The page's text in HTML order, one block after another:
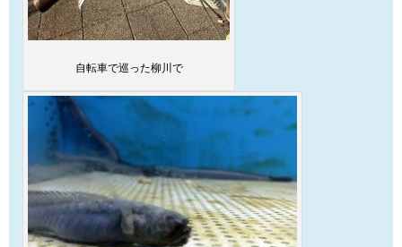
自転車で巡った柳川で